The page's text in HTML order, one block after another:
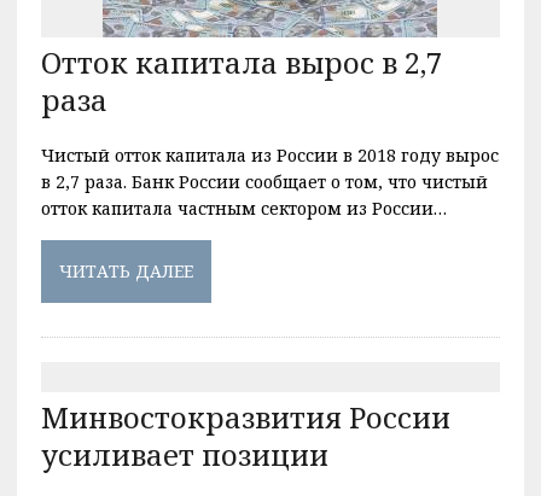
Отток капитала вырос в 2,7
раза
Чистый отток капитала из России в 2018 году вырос
в 2,7 раза. Банк России сообщает о том, что чистый
отток капитала частным сектором из России…
ЧИТАТЬ ДАЛЕЕ
Минвостокразвития России
усиливает позиции